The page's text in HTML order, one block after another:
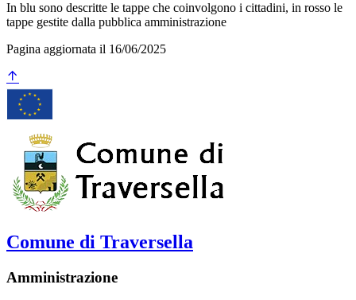
In blu sono descritte le tappe che coinvolgono i cittadini, in rosso le
tappe gestite dalla pubblica amministrazione
Pagina aggiornata il 16/06/2025
Comune di Traversella
Amministrazione